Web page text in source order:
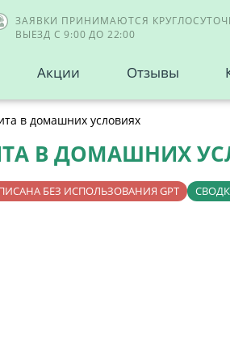
ЗАЯВКИ ПРИНИМАЮТСЯ
ВЫЕЗД С 9:00 ДО 22:00
Акции Отзывы
в домашних условиях
В ДОМАШНИХ
БЕЗ ИСПОЛЬЗОВАНИЯ GPT